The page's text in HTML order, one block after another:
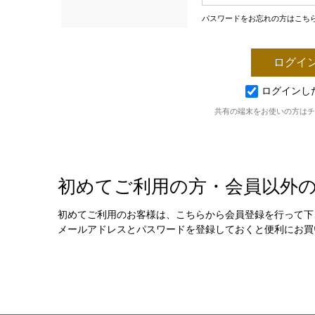
パスワードをお忘れの方はこち
ログインし
共有の端末をお使いの方は
初めてご利用の方・会員以外
初めてご利用のお客様は、こちらから会員登録を行って
メールアドレスとパスワードを登録しておくと便利にお